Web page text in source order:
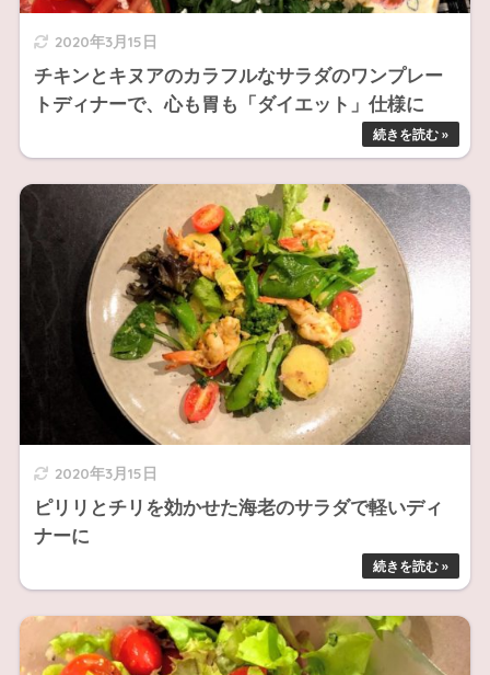
2020年3月15日
チキンとキヌアのカラフルなサラダのワンプレー
トディナーで、心も胃も「ダイエット」仕様に
2020年3月15日
ピリリとチリを効かせた海老のサラダで軽いディ
ナーに